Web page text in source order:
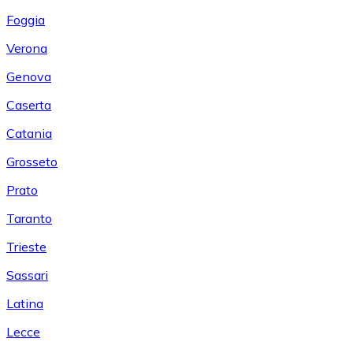
Foggia
Verona
Genova
Caserta
Catania
Grosseto
Prato
Taranto
Trieste
Sassari
Latina
Lecce